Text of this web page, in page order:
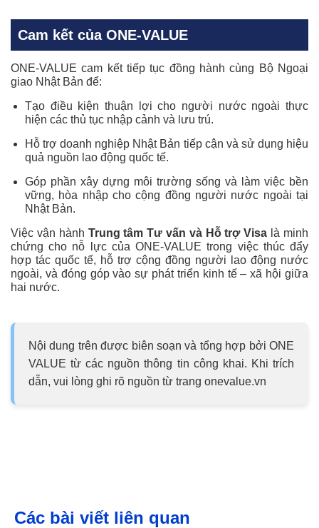
Cam kết của ONE-VALUE
ONE-VALUE cam kết tiếp tục đồng hành cùng Bộ Ngoại
giao Nhật Bản để:
Tạo điều kiện thuận lợi cho người nước ngoài thực
hiện các thủ tục nhập cảnh và lưu trú.
Hỗ trợ doanh nghiệp Nhật Bản tiếp cận và sử dụng hiệu
quả nguồn lao động quốc tế.
Góp phần xây dựng môi trường sống và làm việc bền
vững, hòa nhập cho cộng đồng người nước ngoài tại
Nhật Bản.
Việc vận hành Trung tâm Tư vấn và Hỗ trợ Visa là minh
chứng cho nỗ lực của ONE-VALUE trong việc thúc đẩy
hợp tác quốc tế, hỗ trợ cộng đồng người lao động nước
ngoài, và đóng góp vào sự phát triển kinh tế – xã hội giữa
hai nước.
Nội dung trên được biên soạn và tổng hợp bởi ONE
VALUE từ các nguồn thông tin công khai. Khi trích
dẫn, vui lòng ghi rõ nguồn từ trang onevalue.vn
Các bài viết liên quan